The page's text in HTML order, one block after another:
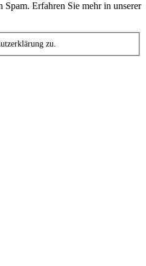
Spam. Erfahren Sie mehr in unserer
zu.